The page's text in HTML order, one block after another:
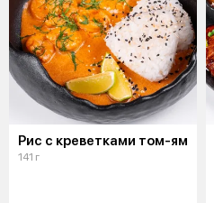
Рис с креветками том-ям
141 г